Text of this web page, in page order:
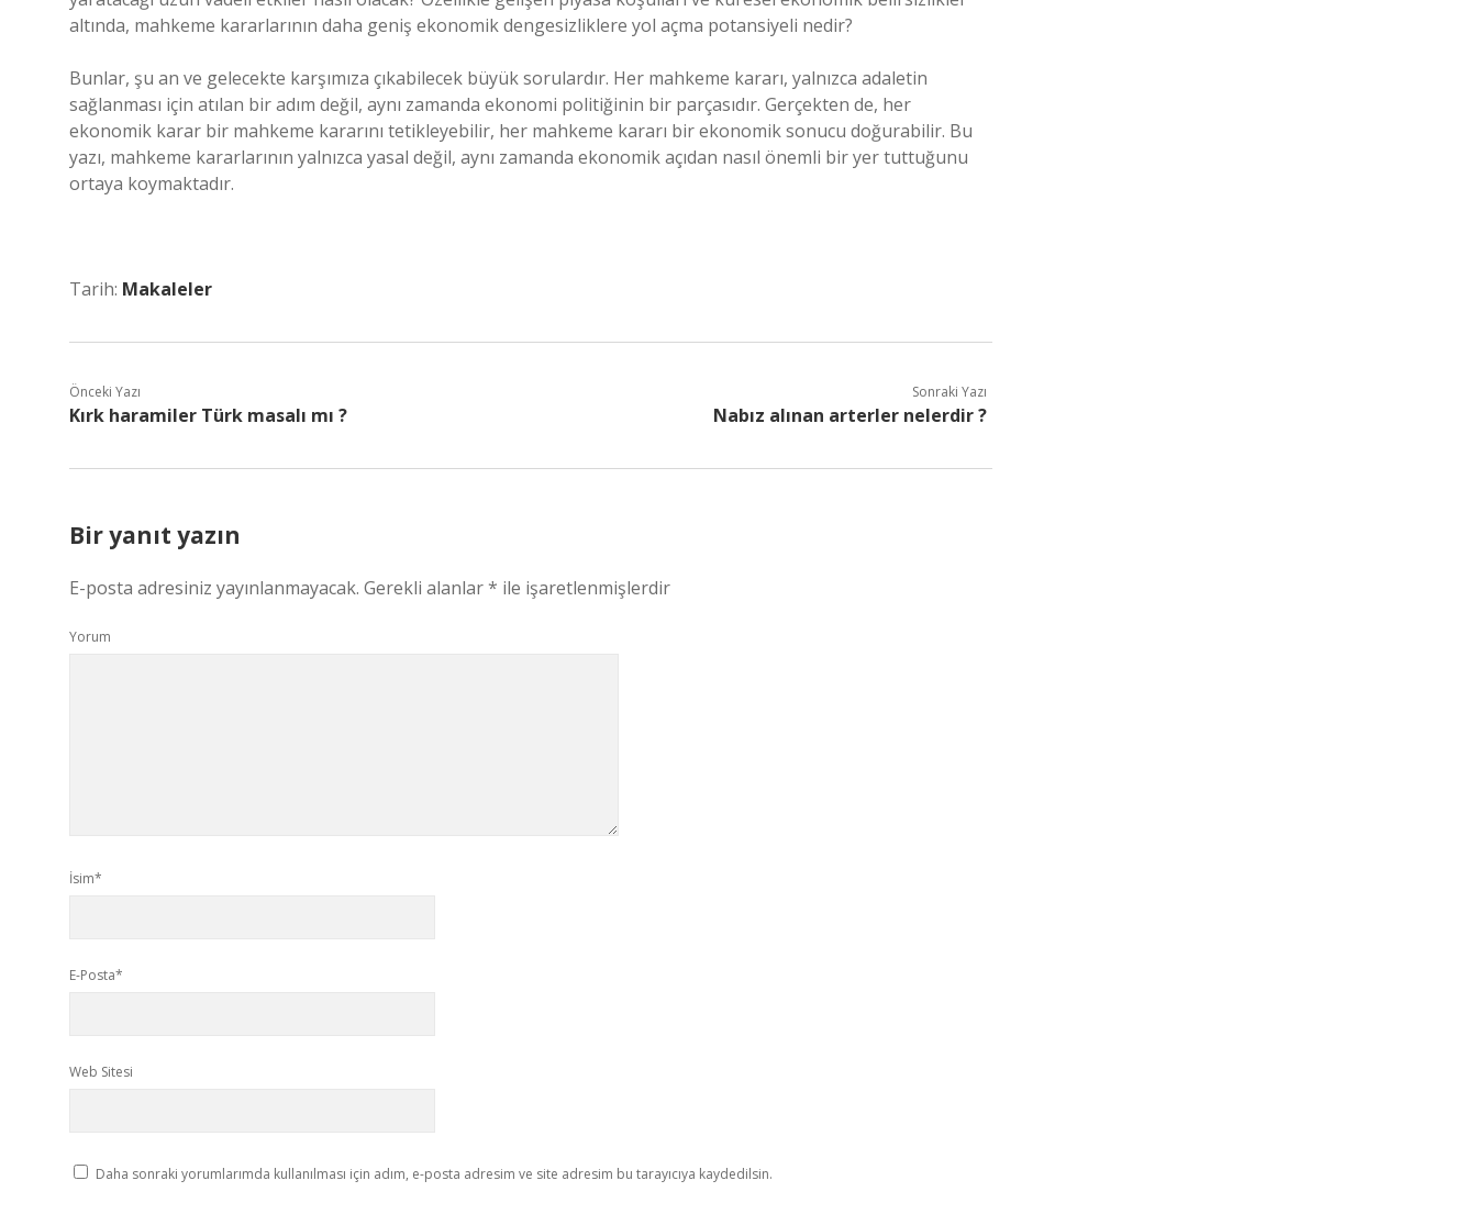
altında, mahkeme kararlarının daha geniş ekonomik dengesizliklere yol açma potansiyeli nedir?
Bunlar, şu an ve gelecekte karşımıza çıkabilecek büyük sorulardır. Her mahkeme kararı, yalnızca adaletin
sağlanması için atılan bir adım değil, aynı zamanda ekonomi politiğinin bir parçasıdır. Gerçekten de, her
ekonomik karar bir mahkeme kararını tetikleyebilir, her mahkeme kararı bir ekonomik sonucu doğurabilir. Bu
yazı, mahkeme kararlarının yalnızca yasal değil, aynı zamanda ekonomik açıdan nasıl önemli bir yer tuttuğunu
ortaya koymaktadır.
Tarih: Makaleler
Önceki Yazı
Kırk haramiler Türk masalı mı ?
Sonraki Yazı
Nabız alınan arterler nelerdir ?
Bir yanıt yazın
E-posta adresiniz yayınlanmayacak. Gerekli alanlar* ile işaretlenmişlerdir
Yorum
İsim*
E-Posta*
Web Sitesi
Daha sonraki yorumlarımda kullanılması için adım, e-posta adresim ve site adresim bu tarayıcıya kaydedilsin.